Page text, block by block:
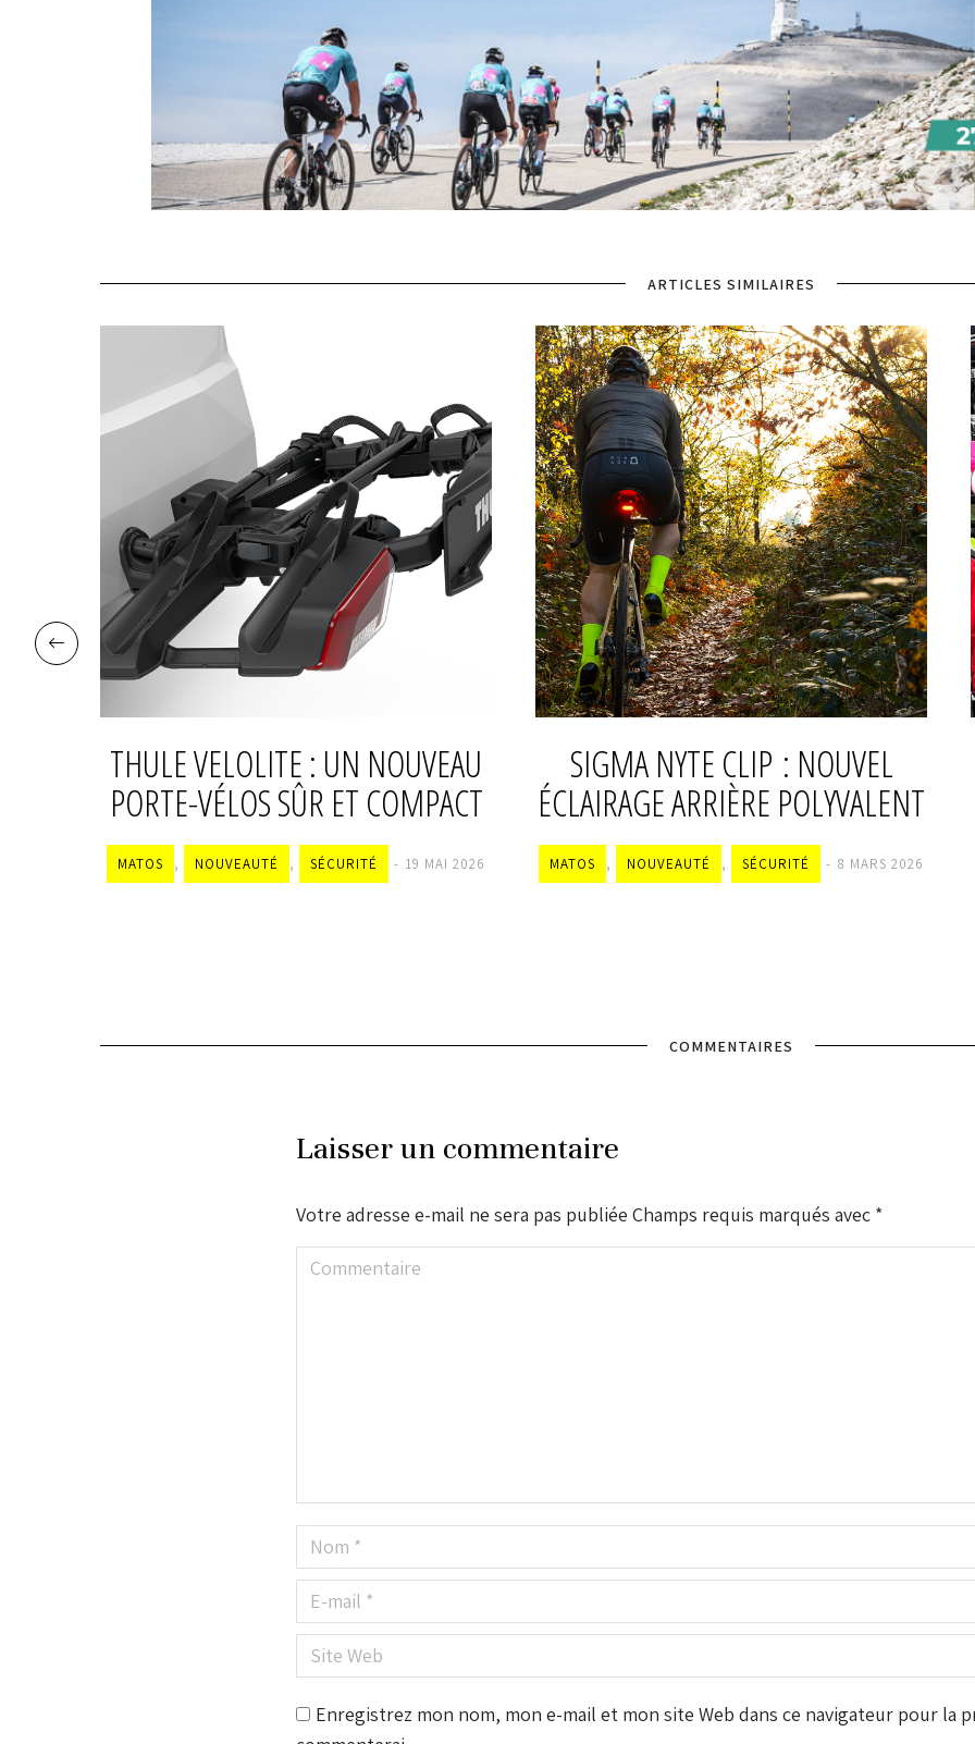
ARTICLES SIMILAIRES
THULE VELOLITE : UN NOUVEAU
PORTE-VÉLOS SÛR ET COMPACT
MATOS , NOUVEAUTÉ , SÉCURITÉ 19 MAI 2026
SIGMA NYTE CLIP : NOUVEL
ÉCLAIRAGE ARRIÈRE POLYVALENT
MATOS , NOUVEAUTÉ , SÉCURITÉ 8 MARS 2026
COMMENTAIRES
Laisser un commentaire
Votre adresse e-mail ne sera pas publiée Champs requis marqués avec *
Commentaire
Nom *
E-mail *
Site Web
Enregistrez mon nom, mon e-mail et mon site Web dans ce navigateur pour la